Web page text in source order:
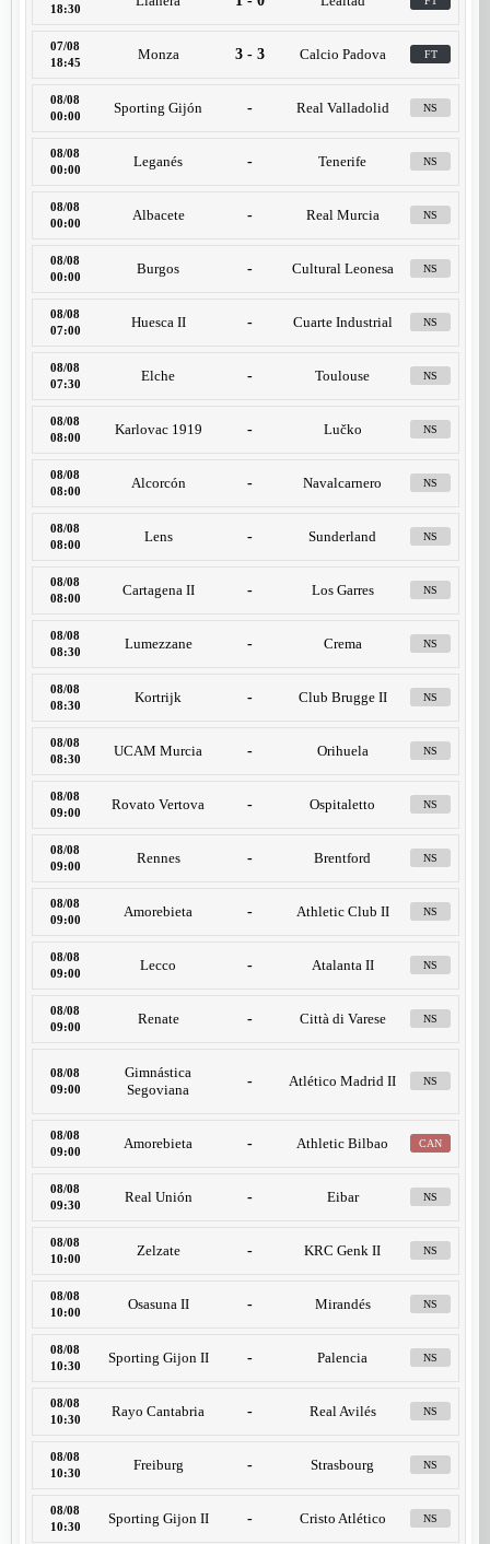
18:30
07/08
18:45
Monza 3 - 3 Calcio Padova FT
08/08
00:00
Sporting Gijón - Real Valladolid NS
08/08
00:00
Leganés - Tenerife NS
08/08
00:00
Albacete - Real Murcia NS
08/08
00:00
Burgos - Cultural Leonesa NS
08/08
07:00
Huesca II - Cuarte Industrial NS
08/08
07:30
Elche - Toulouse NS
08/08
08:00
Karlovac 1919 - Lučko NS
08/08
08:00
Alcorcón - Navalcarnero NS
08/08
08:00
Lens - Sunderland NS
08/08
08:00
Cartagena II - Los Garres NS
08/08
08:30
Lumezzane - Crema NS
08/08
08:30
Kortrijk - Club Brugge II NS
08/08
08:30
UCAM Murcia - Orihuela NS
08/08
09:00
Rovato Vertova - Ospitaletto NS
08/08
09:00
Rennes - Brentford NS
08/08
09:00
Amorebieta - Athletic Club II NS
08/08
09:00
Lecco - Atalanta II NS
08/08
09:00
Renate - Città di Varese NS
08/08
09:00
Gimnástica
Segoviana
- Atlético Madrid II NS
08/08
09:00
Amorebieta - Athletic Bilbao CAN
08/08
09:30
Real Unión - Eibar NS
08/08
10:00
Zelzate - KRC Genk II NS
08/08
10:00
Osasuna II - Mirandés NS
08/08
10:30
Sporting Gijon II - Palencia NS
08/08
10:30
Rayo Cantabria - Real Avilés NS
08/08
10:30
Freiburg - Strasbourg NS
08/08
10:30
Sporting Gijon II - Cristo Atlético NS